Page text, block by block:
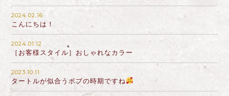
2024.02.16
こんにちは！
2024.01.12
［お客様スタイル］おしゃれなカラー
2023.10.11
タートルが似合うボブの時期ですね